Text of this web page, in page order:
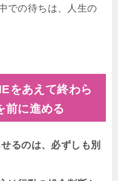
での待ちは、人生の
をあえて終わら
前に進める
るのは、必ずしも別